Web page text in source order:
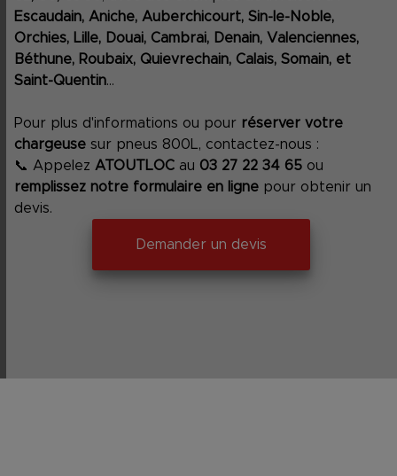
Escaudain, Aniche, Auberchicourt, Sin-le-Noble,
Orchies, Lille, Douai, Cambrai, Denain, Valenciennes,
Béthune, Roubaix, Quievrechain, Calais, Somain, et
Saint-Quentin...
Pour plus d'informations ou pour réserver votre
chargeuse sur pneus 800L, contactez-nous :
📞 Appelez ATOUTLOCau 03 27 22 34 65ou
remplissez notre formulaire en ligne pour obtenir un
devis.
Demander un devis